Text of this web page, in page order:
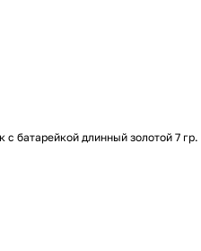
с батарейкой длинный золотой 7 гр.